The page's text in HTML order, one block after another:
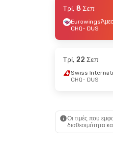
- Σάβ, 10 Οκτ
- Κυρ, 1 Νοε
Τρί, 8 Σεπ
Eurowings
CHQ- DUS
Τρί, 22 Σεπ
CHQ- DUS
Οι τιμές που
διαθεσιμότητα